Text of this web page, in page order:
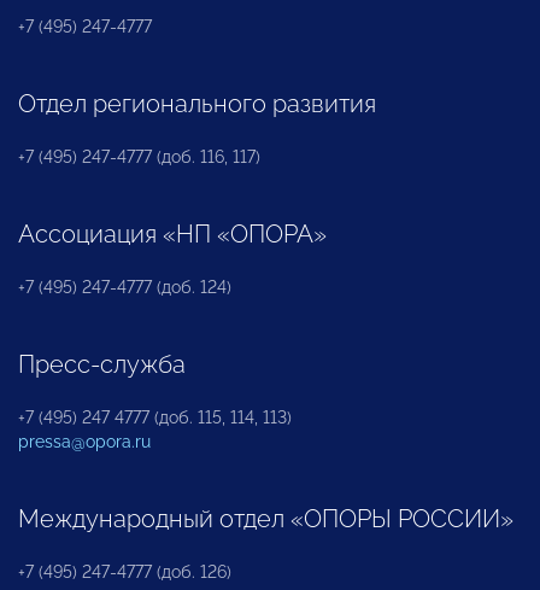
+7 (495) 247-4777
Отдел регионального развития
+7 (495) 247-4777 (доб. 116, 117)
Ассоциация «НП «ОПОРА»
+7 (495) 247-4777 (доб. 124)
Пресс-служба
+7 (495) 247 4777 (доб. 115, 114, 113)
pressa@opora.ru
Международный отдел «ОПОРЫ РОССИИ»
+7 (495) 247-4777 (доб. 126)